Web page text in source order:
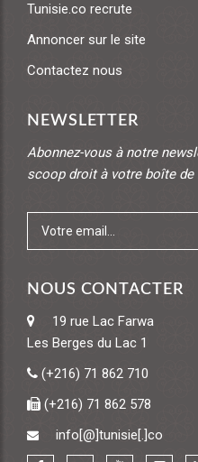
Tunisie.co recrute
Annoncer sur le site
Contactez nous
NEWSLETTER
Abonnez-vous à notre
scoop droit à votre boîte de
NOUS CONTACTER
19 rue Lac Farwa
Les Berges du Lac 1
(+216) 71 862 710
(+216) 71 862 578
info[@]tunisie[.]co